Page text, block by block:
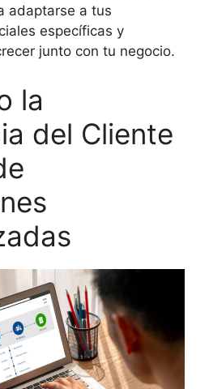
adaptarse a tus
específicas y
junto con tu negocio.
la
del Cliente